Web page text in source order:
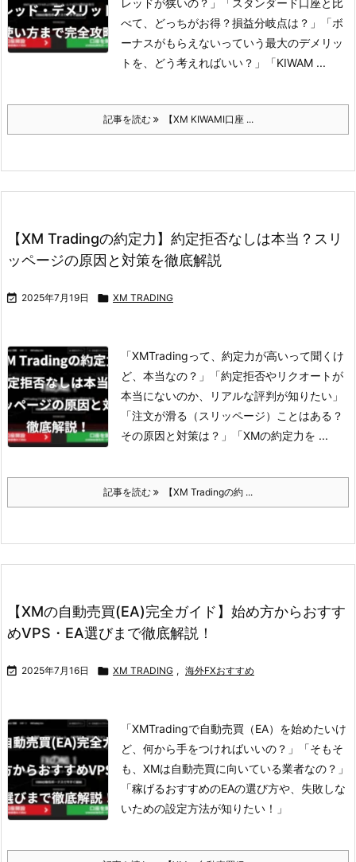
べて、どっちがお得？損益分岐点は？」
「ボ
ーナスがもらえないっていう最大のデメリッ
トを、どう考えればいい？」
「KIWAM ...
記事を読む 【XM KIWAMI口座 ...
【XM Tradingの約定力】約定拒否なしは本当？スリ
ッページの原因と対策を徹底解説
 2025年7月19日  XM TRADING
「XMTradingって、約定力が高いって聞くけ
ど、本当なの？」
「約定拒否やリクオートが
本当にないのか、リアルな評判が知りたい」
「注文が滑る（スリッページ）ことはある？
その原因と対策は？」
「XMの約定力を ...
記事を読む 【XM Tradingの約 ...
【XMの自動売買(EA)完全ガイド】始め方からおすす
めVPS・EA選びまで徹底解説！
 2025年7月16日  XM TRADING , 海外FXおすすめ
「XMTradingで自動売買（EA）を始めたいけ
ど、何から手をつければいいの？」
「そもそ
も、XMは自動売買に向いている業者なの？」
「稼げるおすすめのEAの選び方や、失敗しな
いための設定方法が知りたい！」